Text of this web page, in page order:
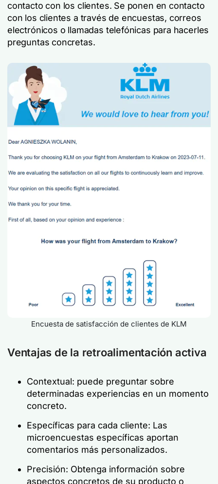
contacto con los clientes. Se ponen en contacto
con los clientes a través de encuestas, correos
electrónicos o llamadas telefónicas para hacerles
preguntas concretas.
Encuesta de satisfacción de clientes de KLM
Ventajas de la retroalimentación activa
Contextual: puede preguntar sobre
determinadas experiencias en un momento
concreto.
Específicas para cada cliente: Las
microencuestas específicas aportan
comentarios más personalizados.
Precisión: Obtenga información sobre
aspectos concretos de su producto o